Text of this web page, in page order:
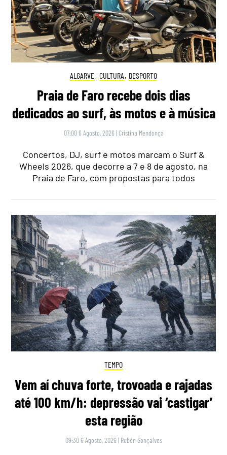
ALGARVE, CULTURA, DESPORTO
Praia de Faro recebe dois dias
dedicados ao surf, às motos e à música
07:00 6 Agosto, 2026 | Cristina Mendonça
Concertos, DJ, surf e motos marcam o Surf &
Wheels 2026, que decorre a 7 e 8 de agosto, na
Praia de Faro, com propostas para todos
TEMPO
Vem aí chuva forte, trovoada e rajadas
até 100 km/h: depressão vai ‘castigar’
esta região
09:30 6 Agosto, 2026 | Rubén Gonçalves